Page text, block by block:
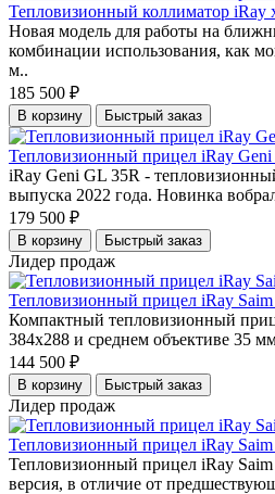
Тепловизионный коллиматор iRay
Новая модель для работы на
комбинации использования, как
м..
185 500 ₽
В корзину Быстрый заказ
Тепловизионный прицел iRay
iRay Geni GL 35R -
выпуска 2022 года. Новинка
179 500 ₽
В корзину Быстрый заказ
Лидер продаж
Тепловизионный прицел iRay
Компактный тепловизионный
384x288 и среднем объективе 35
144 500 ₽
В корзину Быстрый заказ
Лидер продаж
Тепловизионный прицел iRay
Тепловизионный прицел iRay
версия, в отличие от